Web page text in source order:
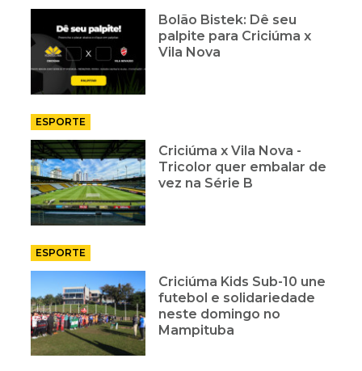
Bolão Bistek: Dê seu
palpite para Criciúma x
Vila Nova
ESPORTE
Criciúma x Vila Nova -
Tricolor quer embalar de
vez na Série B
ESPORTE
Criciúma Kids Sub-10 une
futebol e solidariedade
neste domingo no
Mampituba